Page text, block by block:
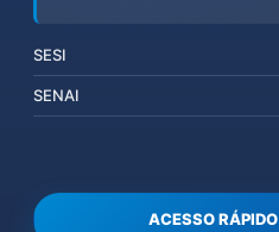
SESI
SENAI
ACESSO RÁPIDO